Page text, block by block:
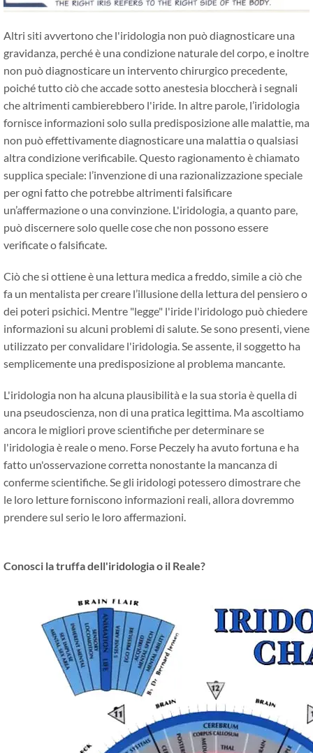
Altri siti avvertono che l'iridologia non può diagnosticare una
gravidanza, perché è una condizione naturale del corpo, e inoltre
non può diagnosticare un intervento chirurgico precedente,
poiché tutto ciò che accade sotto anestesia bloccherà i segnali
che altrimenti cambierebbero l'iride. In altre parole, l’iridologia
fornisce informazioni solo sulla predisposizione alle malattie, ma
non può effettivamente diagnosticare una malattia o qualsiasi
altra condizione verificabile. Questo ragionamento è chiamato
supplica speciale: l’invenzione di una razionalizzazione speciale
per ogni fatto che potrebbe altrimenti falsificare
un’affermazione o una convinzione. L'iridologia, a quanto pare,
può discernere solo quelle cose che non possono essere
verificate o falsificate.
Ciò che si ottiene è una lettura medica a freddo, simile a ciò che
fa un mentalista per creare l’illusione della lettura del pensiero o
dei poteri psichici. Mentre "legge" l'iride l'iridologo può chiedere
informazioni su alcuni problemi di salute. Se sono presenti, viene
utilizzato per convalidare l'iridologia. Se assente, il soggetto ha
semplicemente una predisposizione al problema mancante.
L'iridologia non ha alcuna plausibilità e la sua storia è quella di
una pseudoscienza, non di una pratica legittima. Ma ascoltiamo
ancora le migliori prove scientifiche per determinare se
l'iridologia è reale o meno. Forse Peczely ha avuto fortuna e ha
fatto un'osservazione corretta nonostante la mancanza di
conferme scientifiche. Se gli iridologi potessero dimostrare che
le loro letture forniscono informazioni reali, allora dovremmo
prendere sul serio le loro affermazioni.
Conosci la truffa dell'iridologia o il Reale?